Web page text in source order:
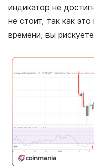
индикатор не
не стоит, так как
времени, вы